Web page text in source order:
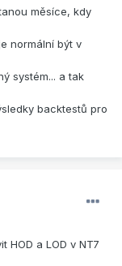
měsíce, kdy
normální být v
systém... a tak
backtestů pro
HOD a LOD v NT7